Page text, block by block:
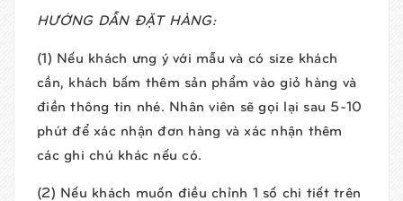
HƯỚNG DẪN ĐẶT HÀNG:
(1) Nếu khách ưng ý với mẫu và có size khách
cần, khách bấm thêm sản phẩm vào giỏ hàng và
điền thông tin nhé. Nhân viên sẽ gọi lại sau 5-10
phút để xác nhận đơn hàng và xác nhận thêm
các ghi chú khác nếu có.
(2) Nếu khách muốn điều chỉnh 1 số chi tiết trên